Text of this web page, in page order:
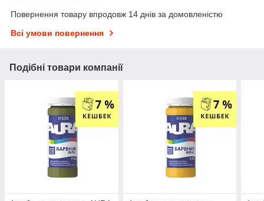
Повернення товару впродовж 14 днів за домовленістю
Всі умови повернення
Подібні товари компанії